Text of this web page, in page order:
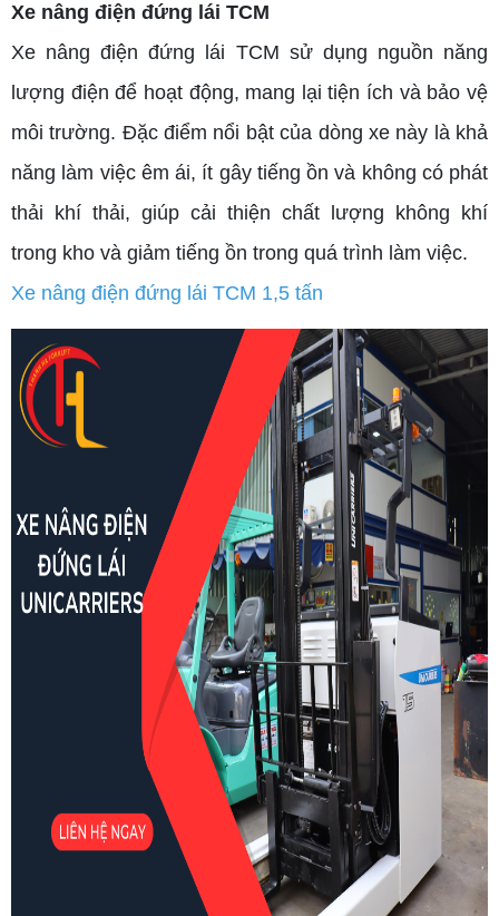
Xe nâng điện đứng lái TCM
Xe nâng điện đứng lái TCM sử dụng nguồn năng
lượng điện để hoạt động, mang lại tiện ích và bảo vệ
môi trường. Đặc điểm nổi bật của dòng xe này là khả
năng làm việc êm ái, ít gây tiếng ồn và không có phát
thải khí thải, giúp cải thiện chất lượng không khí
trong kho và giảm tiếng ồn trong quá trình làm việc.
Xe nâng điện đứng lái TCM 1,5 tấn